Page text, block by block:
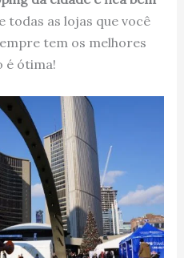
todas as lojas que você
tem os melhores
é ótima!